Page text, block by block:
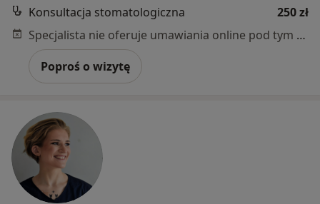
Konsultacja stomatologiczna
250 zł
Specjalista nie oferuje umawiania online pod tym adresem.
Poproś o wizytę